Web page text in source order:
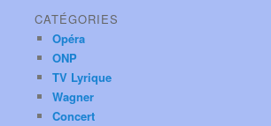
CATÉGORIES
Opéra
ONP
TV Lyrique
Wagner
Concert